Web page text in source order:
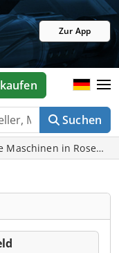
Zur App
Suchen
Maschinen in